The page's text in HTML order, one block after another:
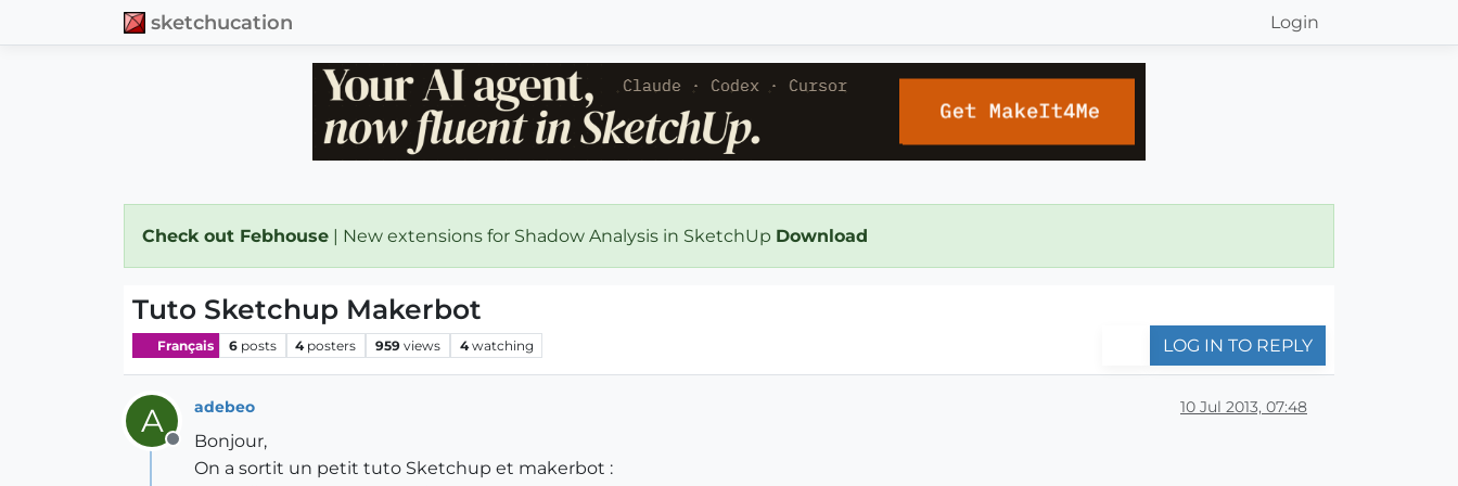
sketchucation Login
Check out Febhouse | New extensions for Shadow Analysis in SketchUp Download
Tuto Sketchup Makerbot
Français 6 posts 4 posters 959 views 4 watching LOG IN TO REPLY
A
Offline
adebeo 10 Jul 2013, 07:48
Bonjour,
On a sortit un petit tuto Sketchup et makerbot :